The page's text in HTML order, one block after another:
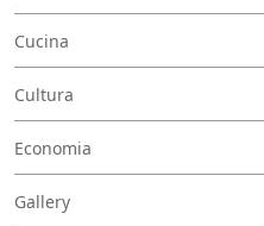
Cucina
Cultura
Economia
Gallery